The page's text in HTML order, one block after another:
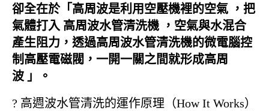
卻全在於「 高周波是利用空壓機裡的空氣 ，把
氣體打入 高周波水管清洗機 ，空氣與水混合
產生阻力，透過高周波水管清洗機的微電腦控
制高壓電磁閥，一開一關之間就形成高周
波 」。
? 高週波水管清洗的運作原理（How It Works）